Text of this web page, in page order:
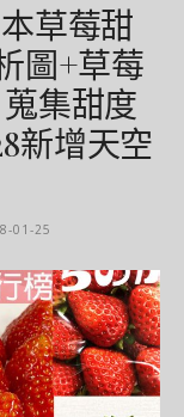
草莓甜
圖+草莓
集甜度
新增天空
01-25